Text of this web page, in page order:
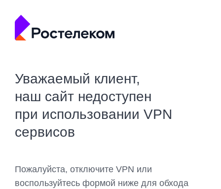
Уважаемый клиент,
наш сайт недоступен
при использовании VPN
сервисов
Пожалуйста, отключите VPN или
воспользуйтесь формой ниже для обхода